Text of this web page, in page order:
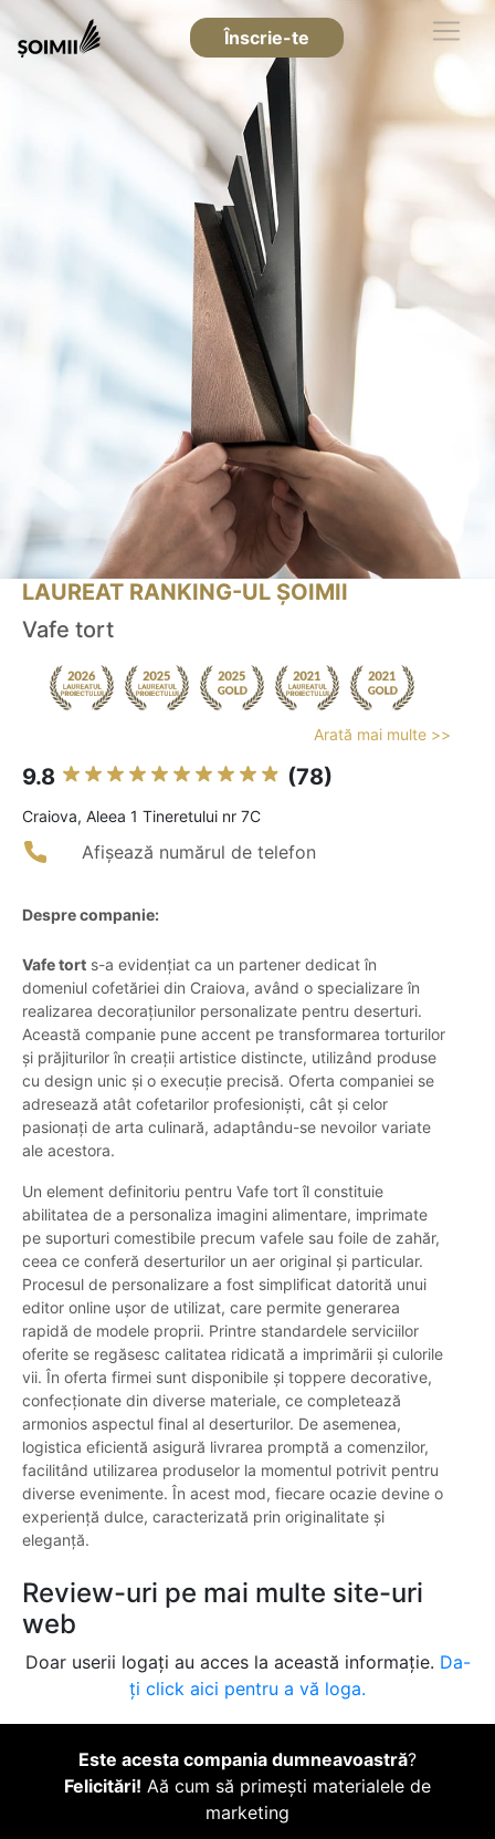
Înscrie-te
LAUREAT RANKING-UL ȘOIMII
Vafe tort
Arată mai multe >>
9.8 (78)
Craiova, Aleea 1 Tineretului nr 7C
Afișează numărul de telefon
Despre companie:
Vafe tort s-a evidențiat ca un partener dedicat în
domeniul cofetăriei din Craiova, având o specializare în
realizarea decorațiunilor personalizate pentru deserturi.
Această companie pune accent pe transformarea torturilor
și prăjiturilor în creații artistice distincte, utilizând produse
cu design unic și o execuție precisă. Oferta companiei se
adresează atât cofetarilor profesioniști, cât și celor
pasionați de arta culinară, adaptându-se nevoilor variate
ale acestora.
Un element definitoriu pentru Vafe tort îl constituie
abilitatea de a personaliza imagini alimentare, imprimate
pe suporturi comestibile precum vafele sau foile de zahăr,
ceea ce conferă deserturilor un aer original și particular.
Procesul de personalizare a fost simplificat datorită unui
editor online ușor de utilizat, care permite generarea
rapidă de modele proprii. Printre standardele serviciilor
oferite se regăsesc calitatea ridicată a imprimării și culorile
vii. În oferta firmei sunt disponibile și toppere decorative,
confecționate din diverse materiale, ce completează
armonios aspectul final al deserturilor. De asemenea,
logistica eficientă asigură livrarea promptă a comenzilor,
facilitând utilizarea produselor la momentul potrivit pentru
diverse evenimente. În acest mod, fiecare ocazie devine o
experiență dulce, caracterizată prin originalitate și
eleganță.
Review-uri pe mai multe site-uri
web
Doar userii logați au acces la această informație. Da-
ți click aici pentru a vă loga.
Este acesta compania dumneavoastră?
Felicitări! Aă cum să primești materialele de
marketing